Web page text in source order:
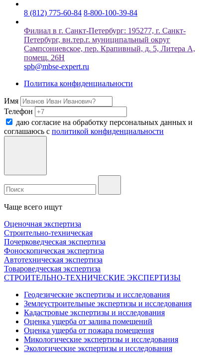
8 (812) 775-60-84 8-800-100-39-84
Филиал в г. Санкт-Петербург: 195277, г. Санкт-
Петербург, вн.тер.г. муниципальный округ
Сампсониевское, пер. Крапивный, д. 5, Литера А,
помещ. 26Н
spb@mbse-expert.ru
Политика конфиденциальности
Имя
Телефон
даю согласие на обработку персональных данных и
соглашаюсь c политикой конфиденциальности
Чаще всего ищут
Оценочная экспертиза
Строительно-техническая
Почерковедческая экспертиза
Фоноскопическая экспертиза
Автотехническая экспертиза
Товароведческая экспертиза
СТРОИТЕЛЬНО-ТЕХНИЧЕСКИЕ ЭКСПЕРТИЗЫ
Геодезические экспертизы и исследования
Землеустроительные экспертизы и исследования
Кадастровые экспертизы и исследования
Оценка ущерба от залива помещений
Оценка ущерба от пожара помещения
Микологические экспертизы и исследования
Экологические экспертизы и исследования